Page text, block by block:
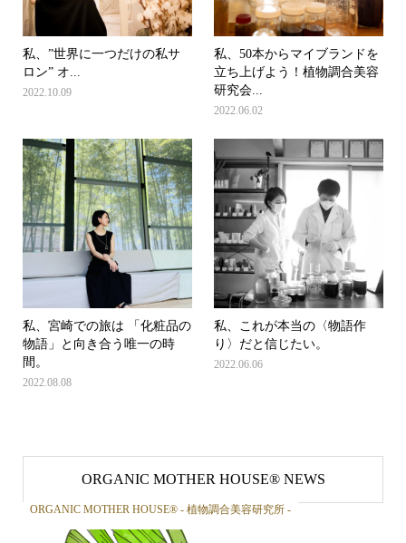
私、”世界に一つだけの私サ
ロン” オ...
2022.10.09
私、50本からマイブランドを
立ち上げよう！植物調合美容
研究会...
2022.06.02
私、宮崎での旅は 「化粧品の
物語」と向き合う唯一の時
間。
2022.08.08
私、これが本当の〈物語作
り〉だと信じたい。
2022.06.06
ORGANIC MOTHER HOUSE®︎ NEWS
ORGANIC MOTHER HOUSE®︎ - 植物調合美容研究所 -